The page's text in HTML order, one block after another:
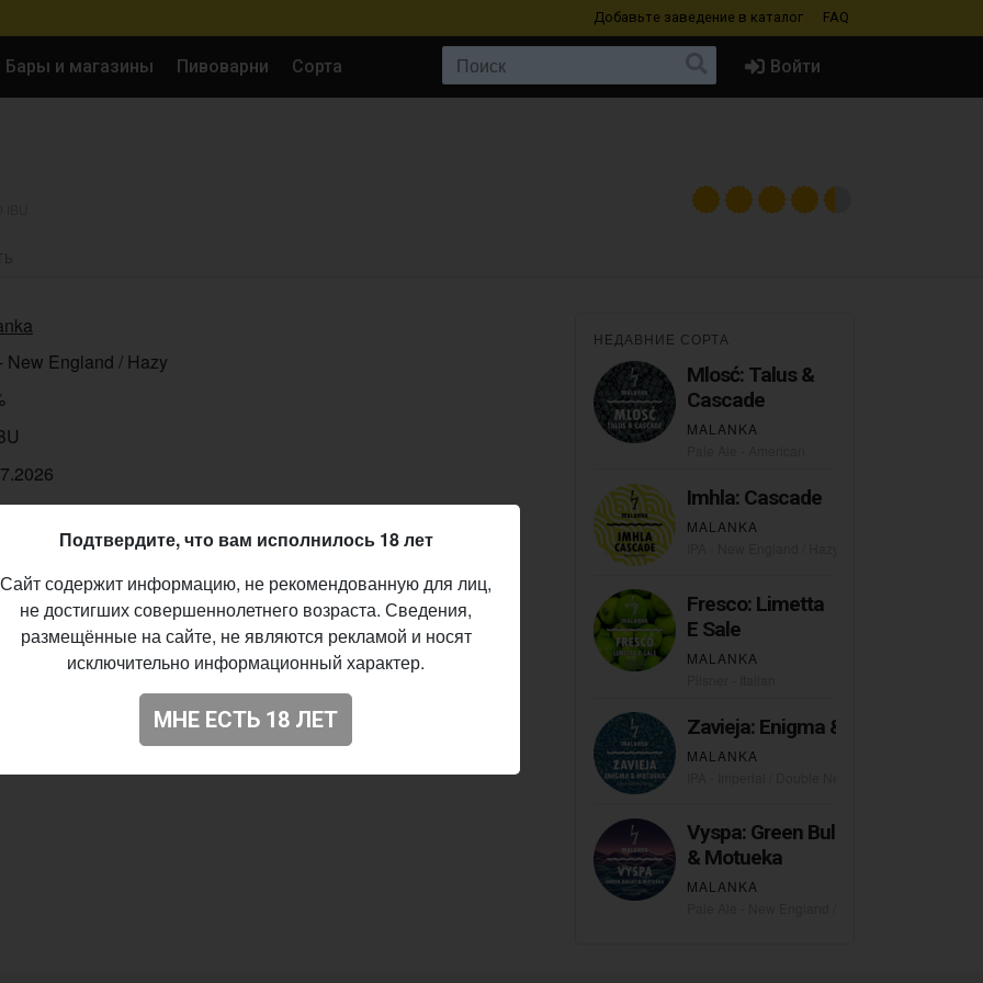
Добавьте заведение в каталог FAQ
Бары и магазины Пивоварни Сорта Войти
New England / Hazy
НЕДАВНИЕ СОРТА
Mlosć: Talus &
Cascade
MALANKA
Imhla: Cascade
MALANKA
Fresco: Limetta
E Sale
MALANKA
Zavieja: Enigma & Motueka
MALANKA
Vyspa: Green Bullet
& Motueka
MALANKA
Подтвердите, что вам исполнилось 18 лет
Сайт содержит информацию, не рекомендованную для лиц,
не достигших совершеннолетнего возраста. Сведения,
размещённые на сайте, не являются рекламой и носят
исключительно информационный характер.
МНЕ ЕСТЬ 18 ЛЕТ